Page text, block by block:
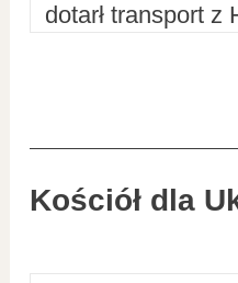
dotarł transport z
Kościół dla